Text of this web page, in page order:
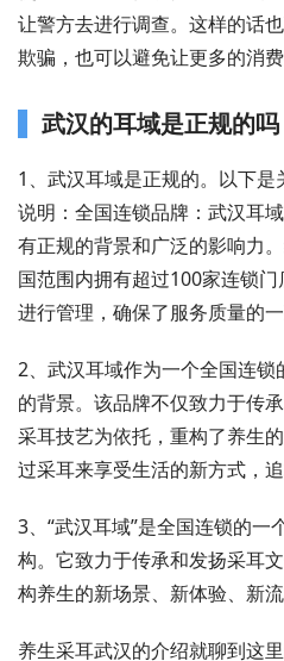
让警方去进行调查。这样的话
欺骗，也可以避免让更多的消
武汉的耳域是正规的吗
1、武汉耳域是正规的。以下
说明：全国连锁品牌：武汉耳
有正规的背景和广泛的影响力
国范围内拥有超过100家连锁
进行管理，确保了服务质量的一
2、武汉耳域作为一个全国连
的背景。该品牌不仅致力于传
采耳技艺为依托，重构了养生
过采耳来享受生活的新方式，追
3、“武汉耳域”是全国连锁的一
构。它致力于传承和发扬采耳
构养生的新场景、新体验、新
养生采耳武汉的介绍就聊到这